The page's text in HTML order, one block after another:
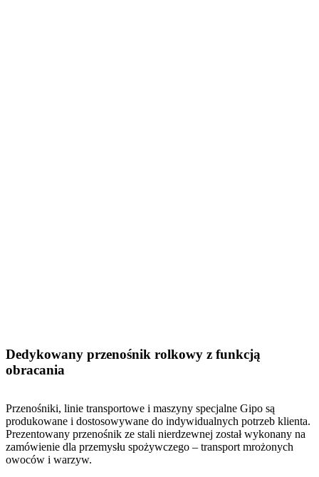
Dedykowany przenośnik rolkowy z funkcją
obracania
Przenośniki, linie transportowe i maszyny specjalne Gipo są
produkowane i dostosowywane do indywidualnych potrzeb klienta.
Prezentowany przenośnik ze stali nierdzewnej został wykonany na
zamówienie dla przemysłu spożywczego – transport mrożonych
owoców i warzyw.